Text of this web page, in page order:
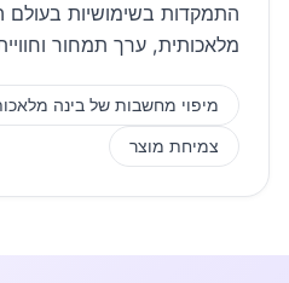
התמקדות בשימושיות בעולם
מלאכותית, ערך תמחור
מיפוי מחשבות של בינה
צמיחת מוצר